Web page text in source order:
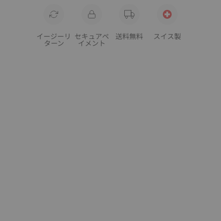
イージーリ
ターン
セキュアペ
イメント
送料無料 スイス製